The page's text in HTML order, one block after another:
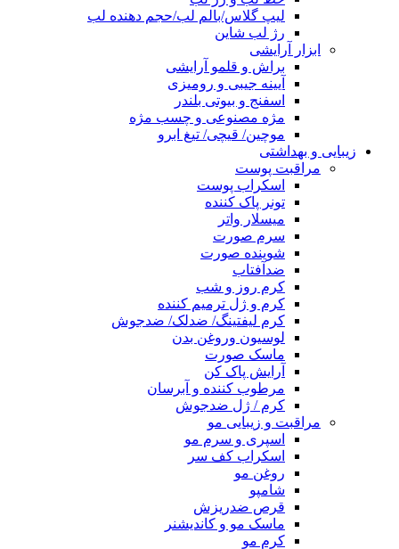
لیپ گلاس/بالم لب/حجم دهنده لب
رژ لب شاین
ابزار آرایشی
براش و قلمو آرایشی
آیینه جیبی و رومیزی
اسفنج و بیوتی بلندر
مژه مصنوعی و چسب مژه
موچین/ قیچی/ تیغ ابرو
زیبایی و بهداشتی
مراقبت پوست
اسکراب پوست
تونر پاک کننده
میسلار واتر
سرم صورت
شوینده صورت
ضدآفتاب
کرم روز و شب
کرم و ژل ترمیم کننده
کرم لیفتینگ/ ضدلک/ ضدجوش
لوسیون وروغن بدن
ماسک صورت
آرایش پاک کن
مرطوب کننده و آبرسان
کرم / ژل ضدجوش
مراقبت و زیبایی مو
اسپری و سرم مو
اسکراب کف سر
روغن مو
شامپو
قرص ضدریزش
ماسک مو و کاندیشنر
کرم مو